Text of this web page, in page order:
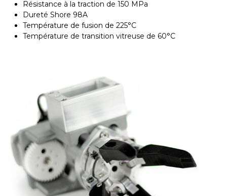
Résistance à la traction de 150 MPa
Dureté Shore 98A
Température de fusion de 225°C
Température de transition vitreuse de 60°C